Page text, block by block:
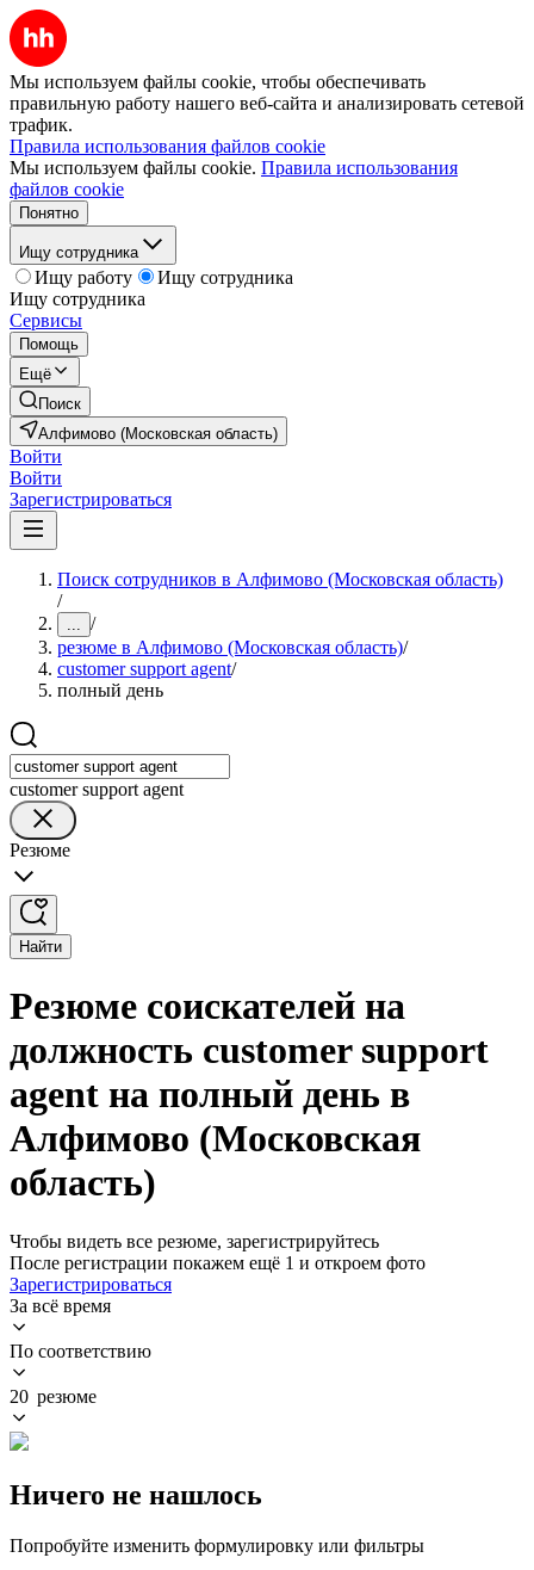
Мы используем файлы cookie, чтобы обеспечивать
правильную работу нашего веб-сайта и анализировать сетевой
трафик.
Правила использования файлов cookie
Мы используем файлы cookie. Правила использования
файлов cookie
Понятно
Ищу сотрудника
Ищу работу
Ищу сотрудника
Ищу сотрудника
Сервисы
Помощь
Ещё
Поиск
Алфимово (Московская область)
Войти
Войти
Зарегистрироваться
Поиск сотрудников в Алфимово (Московская область)
/
... /
резюме в Алфимово (Московская область)/
customer support agent/
полный день
customer support agent
Резюме
Найти
Резюме соискателей на
должность customer support
agent на полный день в
Алфимово (Московская
область)
Чтобы видеть все резюме, зарегистрируйтесь
После регистрации покажем ещё 1 и откроем фото
Зарегистрироваться
За всё время
По соответствию
20 резюме
Ничего не нашлось
Попробуйте изменить формулировку или фильтры